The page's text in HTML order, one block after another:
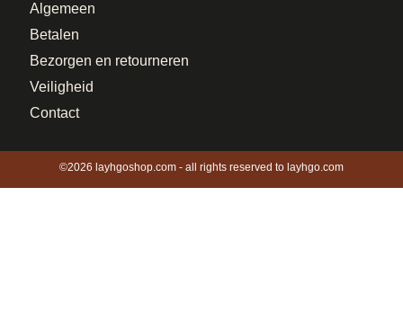
Algemeen
Betalen
Bezorgen en retourneren
Veiligheid
Contact
©2026 layhgoshop.com - all rights reserved to layhgo.com